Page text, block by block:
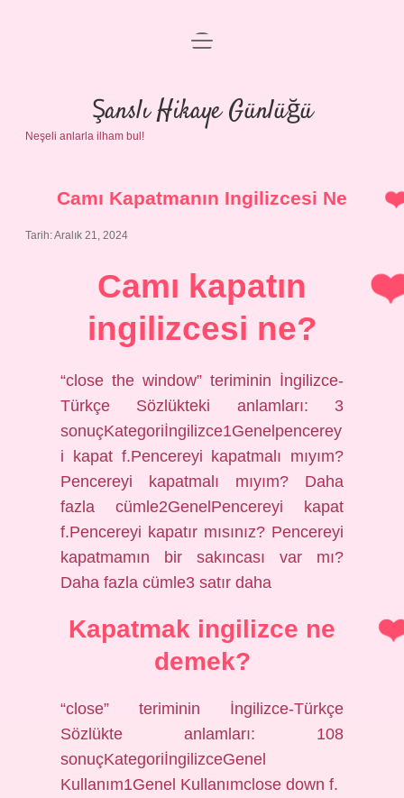
Anasayfa
Gizlilik Politikası
menüyü
Şanslı Hikaye Günlüğü
Neşeli anlarla ilham bul!
Camı Kapatmanın Ingilizcesi Ne
Tarih: Aralık 21, 2024
Camı kapatın
ingilizcesi ne?
“close the window” teriminin İngilizce-
Türkçe Sözlükteki anlamları: 3
sonuçKategoriİngilizce1Genelpencerey
i kapat f.Pencereyi kapatmalı mıyım?
Pencereyi kapatmalı mıyım? Daha
fazla cümle2GenelPencereyi kapat
f.Pencereyi kapatır mısınız? Pencereyi
kapatmamın bir sakıncası var mı?
Daha fazla cümle3 satır daha
Kapatmak ingilizce ne
demek?
“close” teriminin İngilizce-Türkçe
Sözlükte anlamları: 108
sonuçKategoriİngilizceGenel
Kullanım1Genel Kullanımclose down f.